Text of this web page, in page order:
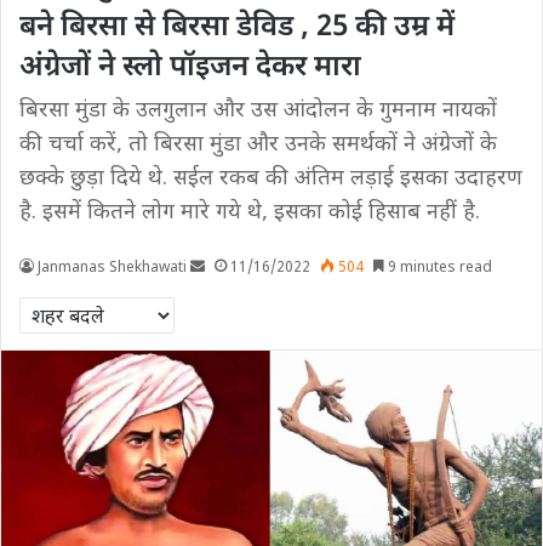
बने बिरसा से बिरसा डेविड , 25 की उम्र में
अंग्रेजों ने स्लो पॉइजन देकर मारा
बिरसा मुंडा के उलगुलान और उस आंदोलन के गुमनाम नायकों
की चर्चा करें, तो बिरसा मुंडा और उनके समर्थकों ने अंग्रेजों के
छक्के छुड़ा दिये थे. सईल रकब की अंतिम लड़ाई इसका उदाहरण
है. इसमें कितने लोग मारे गये थे, इसका कोई हिसाब नहीं है.
Janmanas Shekhawati 11/16/2022 504 9 minutes read